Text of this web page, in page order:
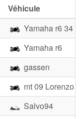
Véhicule
Yamaha r6 34
Yamaha r6
gassen
mt 09 Lorenzo
Salvo94